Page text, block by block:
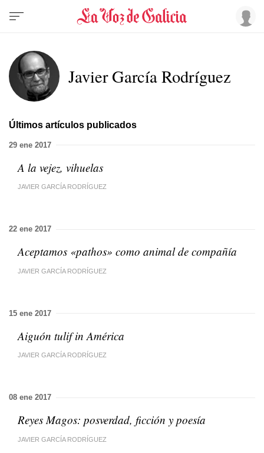
Javier García Rodríguez
Últimos artículos publicados
29 ene 2017
A la vejez, vihuelas
JAVIER GARCÍA RODRÍGUEZ
22 ene 2017
Aceptamos «pathos» como animal de compañía
JAVIER GARCÍA RODRÍGUEZ
15 ene 2017
Aiguón tulif in América
JAVIER GARCÍA RODRÍGUEZ
08 ene 2017
Reyes Magos: posverdad, ficción y poesía
JAVIER GARCÍA RODRÍGUEZ